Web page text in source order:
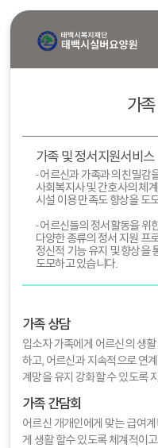
가
가족 및 정서지원서비스
- 어르신과 가족과의 친밀감
사회복지사 및 간호사의 체
시설 이용 만족도 향상을 도
- 어르신들의 정서활동을 위
다양한 종류의 정서 지원 프
정신적 기능 유지 및 향상을
도모하고 있습니다.
가족 상담
입소자 가족에게 어르신의 생
하고, 어르신과 지속적으로 연
계망을 유지 강화할 수 있도록
가족 간담회
어르신 개개인에게 맞는 급여
게 생활 할수 있도록 체계적이